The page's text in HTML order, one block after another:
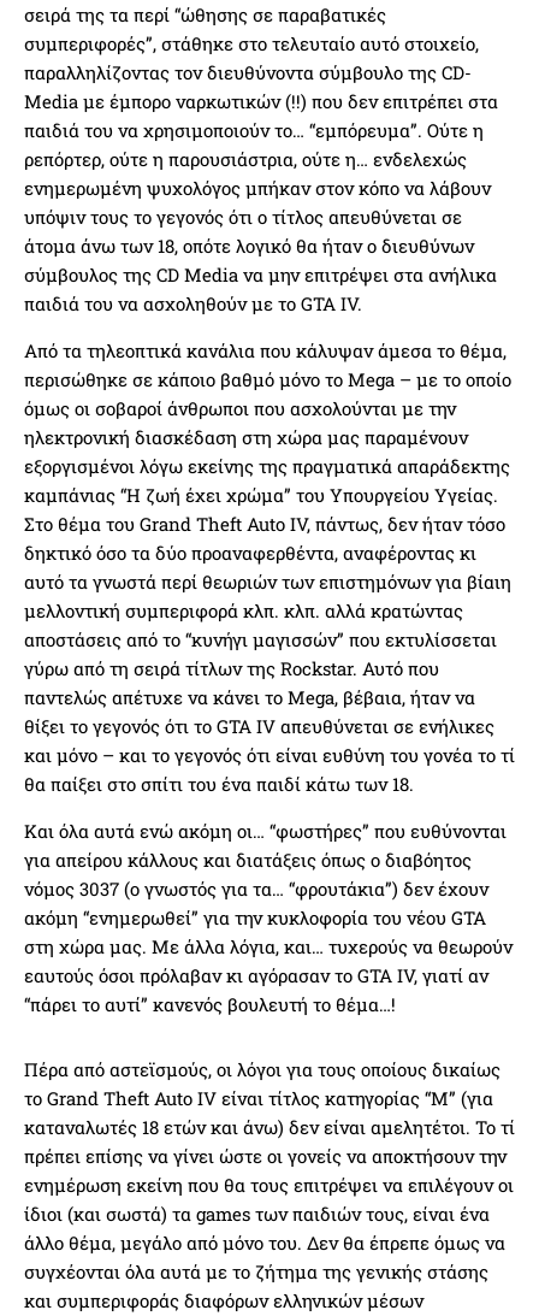
σειρά της τα περί “ώθησης σε παραβατικές
συμπεριφορές”, στάθηκε στο τελευταίο αυτό στοιχείο,
παραλληλίζοντας τον διευθύνοντα σύμβουλο της CD-
Media με έμπορο ναρκωτικών (!!) που δεν επιτρέπει στα
παιδιά του να χρησιμοποιούν το… “εμπόρευμα”. Ούτε η
ρεπόρτερ, ούτε η παρουσιάστρια, ούτε η… ενδελεχώς
ενημερωμένη ψυχολόγος μπήκαν στον κόπο να λάβουν
υπόψιν τους το γεγονός ότι ο τίτλος απευθύνεται σε
άτομα άνω των 18, οπότε λογικό θα ήταν ο διευθύνων
σύμβουλος της CD Media να μην επιτρέψει στα ανήλικα
παιδιά του να ασχοληθούν με το GTA IV.
Από τα τηλεοπτικά κανάλια που κάλυψαν άμεσα το θέμα,
περισώθηκε σε κάποιο βαθμό μόνο το Mega – με το οποίο
όμως οι σοβαροί άνθρωποι που ασχολούνται με την
ηλεκτρονική διασκέδαση στη χώρα μας παραμένουν
εξοργισμένοι λόγω εκείνης της πραγματικά απαράδεκτης
καμπάνιας “Η ζωή έχει χρώμα” του Υπουργείου Υγείας.
Στο θέμα του Grand Theft Auto IV, πάντως, δεν ήταν τόσο
δηκτικό όσο τα δύο προαναφερθέντα, αναφέροντας κι
αυτό τα γνωστά περί θεωριών των επιστημόνων για βίαιη
μελλοντική συμπεριφορά κλπ. κλπ. αλλά κρατώντας
αποστάσεις από το “κυνήγι μαγισσών” που εκτυλίσσεται
γύρω από τη σειρά τίτλων της Rockstar. Αυτό που
παντελώς απέτυχε να κάνει το Mega, βέβαια, ήταν να
θίξει το γεγονός ότι το GTA IV απευθύνεται σε ενήλικες
και μόνο – και το γεγονός ότι είναι ευθύνη του γονέα το τί
θα παίξει στο σπίτι του ένα παιδί κάτω των 18.
Και όλα αυτά ενώ ακόμη οι… “φωστήρες” που ευθύνονται
για απείρου κάλλους και διατάξεις όπως ο διαβόητoς
νόμος 3037 (ο γνωστός για τα… “φρουτάκια”) δεν έχουν
ακόμη “ενημερωθεί” για την κυκλοφορία του νέου GTA
στη χώρα μας. Με άλλα λόγια, και… τυχερούς να θεωρούν
εαυτούς όσοι πρόλαβαν κι αγόρασαν το GTA IV, γιατί αν
“πάρει το αυτί” κανενός βουλευτή το θέμα…!
Πέρα από αστεϊσμούς, οι λόγοι για τους οποίους δικαίως
το Grand Theft Auto IV είναι τίτλος κατηγορίας “Μ” (για
καταναλωτές 18 ετών και άνω) δεν είναι αμελητέτοι. Το τί
πρέπει επίσης να γίνει ώστε οι γονείς να αποκτήσουν την
ενημέρωση εκείνη που θα τους επιτρέψει να επιλέγουν οι
ίδιοι (και σωστά) τα games των παιδιών τους, είναι ένα
άλλο θέμα, μεγάλο από μόνο του. Δεν θα έπρεπε όμως να
συγχέονται όλα αυτά με το ζήτημα της γενικής στάσης
και συμπεριφοράς διαφόρων ελληνικών μέσων